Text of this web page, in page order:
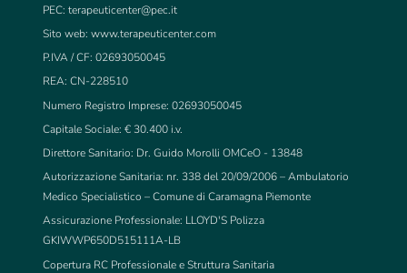
PEC:terapeuticenter@pec.it
Sito web: www.terapeuticenter.com
P.IVA / CF: 02693050045
REA: CN-228510
Numero Registro Imprese: 02693050045
Capitale Sociale: € 30.400 i.v.
Direttore Sanitario: Dr. Guido Morolli OMCeO - 13848
Autorizzazione Sanitaria: nr. 338 del 20/09/2006 – Ambulatorio
Medico Specialistico – Comune di Caramagna Piemonte
Assicurazione Professionale: LLOYD'S Polizza
GKIWWP650D515111A-LB
Copertura RC Professionale e Struttura Sanitaria